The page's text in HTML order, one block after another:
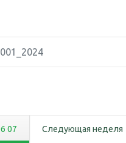
07 Следующая неделя